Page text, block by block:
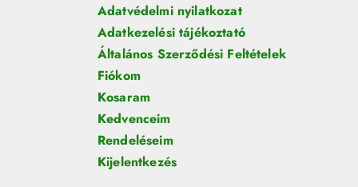
Adatvédelmi nyilatkozat
Adatkezelési tájékoztató
Általános Szerződési Feltételek
Fiókom
Kosaram
Kedvenceim
Rendeléseim
Kijelentkezés